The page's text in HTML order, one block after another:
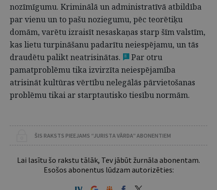
nozīmīgumu. Kriminālā un administratīvā atbildība
par vienu un to pašu noziegumu, pēc teorētiķu
domām, varētu izraisīt nesaskaņas starp šīm valstīm,
kas lietu turpināšanu padarītu neiespējamu, un tās
draudētu palikt neatrisinātas.
8
Par otru
pamatproblēmu tika izvirzīta neiespējamība
atrisināt kultūras vērtību nelegālās pārvietošanas
problēmu tikai ar starptautisko tiesību normām.
ŠIS RAKSTS PIEEJAMS “JURISTA VĀRDA” ABONENTIEM
Lai lasītu šo rakstu tālāk, Tev jābūt žurnāla abonentam.
Esošos abonentus lūdzam autorizēties: